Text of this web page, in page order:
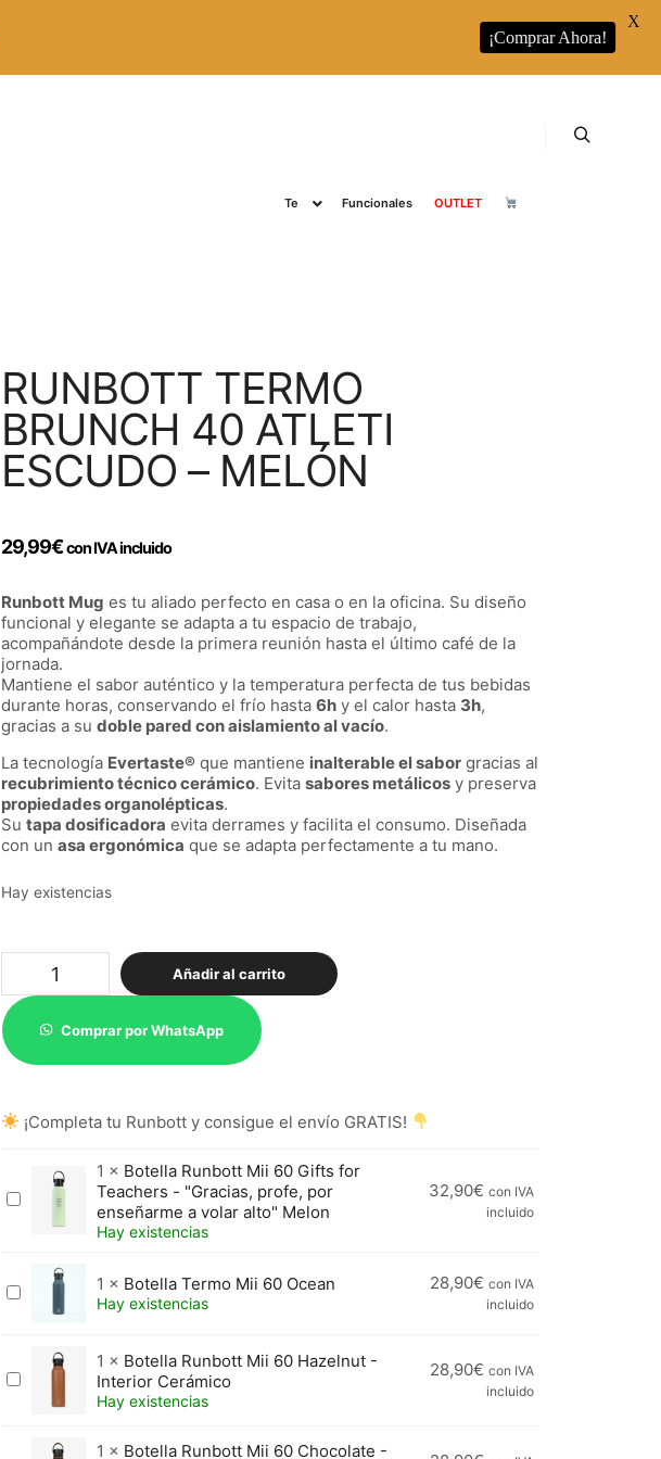
Te Funcionales OUTLET
RUNBOTT TERMO
BRUNCH 40 ATLETI
ESCUDO – MELÓN
29,99€con IVA incluido
Runbott Mug es tu aliado perfecto en casa o en la oficina. Su diseño
funcional y elegante se adapta a tu espacio de trabajo,
acompañándote desde la primera reunión hasta el último café de la
jornada.
Mantiene el sabor auténtico y la temperatura perfecta de tus bebidas
durante horas, conservando el frío hasta 6h y el calor hasta 3h,
gracias a su doble pared con aislamiento al vacío.
La tecnología Evertaste® que mantiene inalterable el sabor gracias al
recubrimiento técnico cerámico. Evita sabores metálicos y preserva
propiedades organolépticas.
Su tapa dosificadora evita derrames y facilita el consumo. Diseñada
con un asa ergonómica que se adapta perfectamente a tu mano.
Hay existencias
Brunch
40
Atleti
Escudo
cantidad
Añadir al carrito
Comprar por WhatsApp
¡Completa tu Runbott y consigue el envío GRATIS!
Botella
Runbott
Gifts
for
"Gracias,
profe,
enseñarme
1 × Botella Runbott Mii 60 Gifts for
Teachers - "Gracias, profe, por
enseñarme a volar alto" Melon
Hay existencias
32,90€ con IVA
incluido
Botella
Termo
Mii
Ocean
1 × Botella Termo Mii 60 Ocean
Hay existencias
28,90€ con IVA
incluido
Botella
Runbott
Mii
1 × Botella Runbott Mii 60 Hazelnut -
Interior Cerámico
Hay existencias
28,90€ con IVA
incluido
1 × Botella Runbott Mii 60 Chocolate -
¡Comprar Ahora!
X